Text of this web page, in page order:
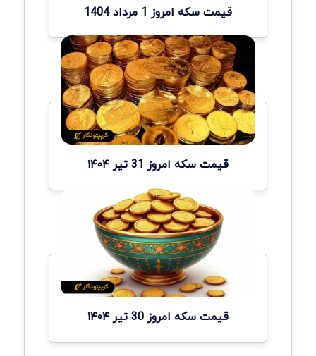
قیمت سکه امروز 1 مرداد 1404
قیمت سکه امروز 31 تیر ۱۴۰۴
قیمت سکه امروز 30 تیر ۱۴۰۴